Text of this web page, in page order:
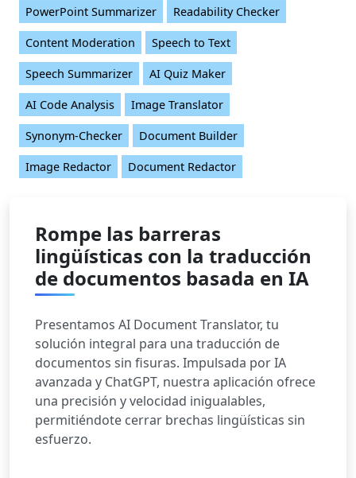
PowerPoint Summarizer Readability Checker
Content Moderation Speech to Text
Speech Summarizer AI Quiz Maker
AI Code Analysis Image Translator
Synonym-Checker Document Builder
Image Redactor Document Redactor
Rompe las barreras
lingüísticas con la traducción
de documentos basada en IA
Presentamos AI Document Translator, tu
solución integral para una traducción de
documentos sin fisuras. Impulsada por IA
avanzada y ChatGPT, nuestra aplicación ofrece
una precisión y velocidad inigualables,
permitiéndote cerrar brechas lingüísticas sin
esfuerzo.